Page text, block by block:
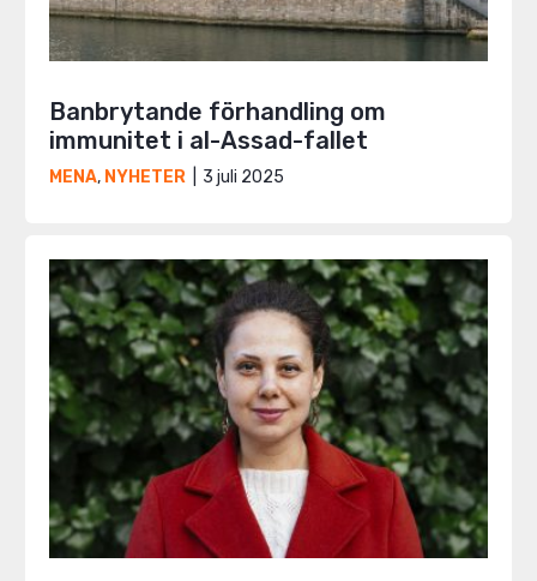
Banbrytande förhandling om
immunitet i al-Assad-fallet
MENA, NYHETER 3 juli 2025